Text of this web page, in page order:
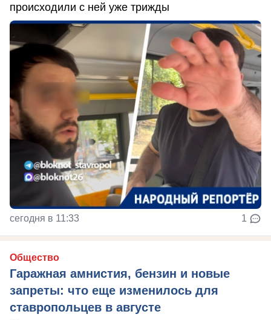
происходили с ней уже трижды
сегодня в 11:33 1
Общество
Гаражная амнистия, бензин и новые
запреты: что еще изменилось для
ставропольцев в августе